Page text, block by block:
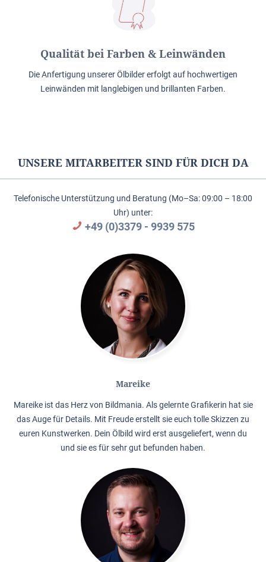
Qualität bei Farben & Leinwänden
Die Anfertigung unserer Ölbilder erfolgt auf hochwertigen
Leinwänden mit langlebigen und brillanten Farben.
UNSERE MITARBEITER SIND FÜR DICH DA
Telefonische Unterstützung und Beratung (Mo–Sa: 09:00 – 18:00
Uhr) unter:
+49 (0)3379 - 9939 575
Mareike
Mareike ist das Herz von Bildmania. Als gelernte Grafikerin hat sie
das Auge für Details. Mit Freude erstellt sie euch tolle Skizzen zu
euren Kunstwerken. Dein Ölbild wird erst ausgeliefert, wenn du
und sie es für sehr gut befunden haben.